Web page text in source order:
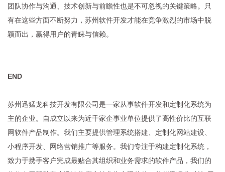
团队协作与沟通、技术创新与前瞻性也是不可忽视的关键策略。只
有在这些方面不断努力，苏州软件开发才能在竞争激烈的市场中脱
颖而出，赢得用户的青睐与信赖。
END
苏州迅猛龙科技开发有限公司是一家从事软件开发和定制化系统为
主的企业。自成立以来为近千家企事业单位提供了高性价比的互联
网软件产品制作。我们主要提供管理系统搭建、定制化网站建设、
小程序开发、网络营销推广等服务。我们专注于构建定制化系统，
致力于携手客户完成最贴合其组织和业务需求的软件产品，我们的